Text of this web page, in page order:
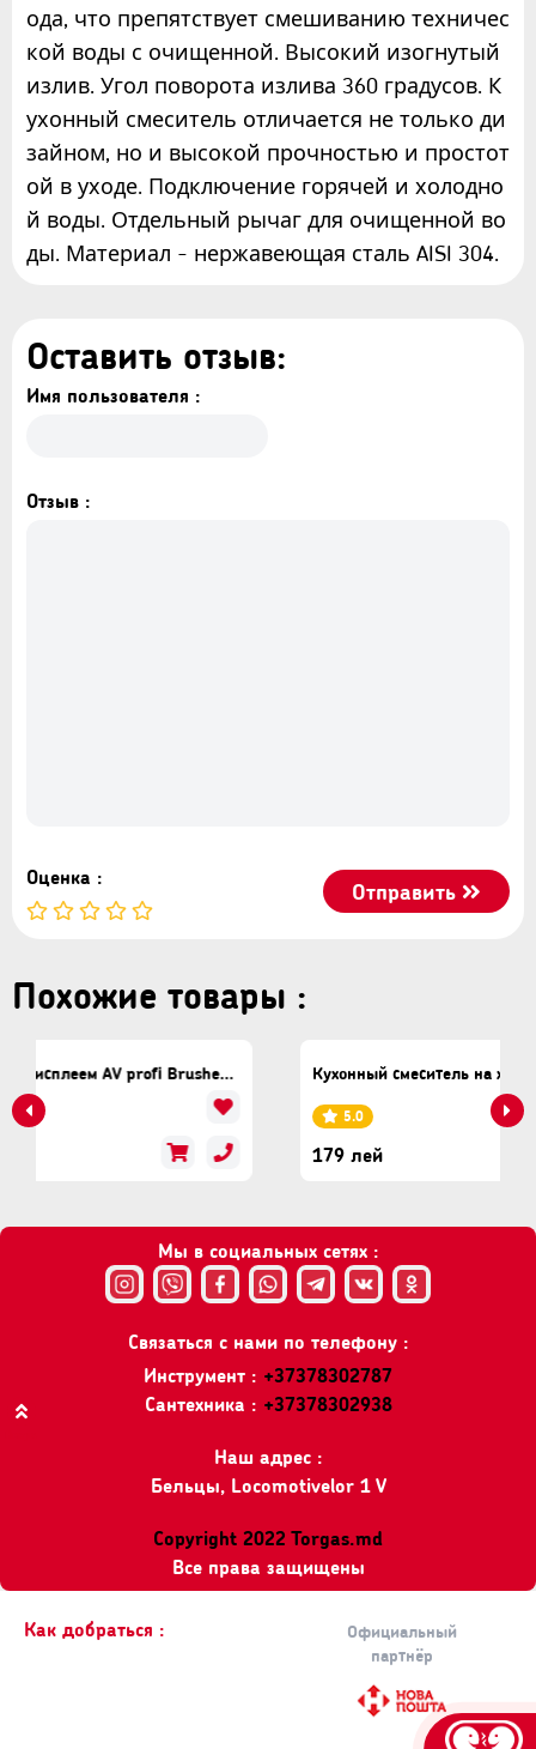
ода, что препятствует смешиванию техничес
кой воды с очищенной. Высокий изогнутый
излив. Угол поворота излива 360 градусов. К
ухонный смеситель отличается не только ди
зайном, но и высокой прочностью и простот
ой в уходе. Подключение горячей и холодно
й воды. Отдельный рычаг для очищенной во
ды. Материал - нержавеющая сталь AISI 304.
Похожие товары :
Вытяжной смеситель с дисплеем AV profi Brushed Nickel 3428 Кухонный смеситель на холодную воду
179 лей
Оставить отзыв:
Имя пользователя :
Отзыв :
Оценка :
Отправить
Мы в социальных сетях :
Связаться с нами по телефону :
Инструмент : +37378302787
Сантехника : +37378302938
Наш адрес :
Бельцы, Locomotivelor 1 V
Copyright 2022 Torgas.md
Все права защищены
Как добраться :
Официальный
партнёр